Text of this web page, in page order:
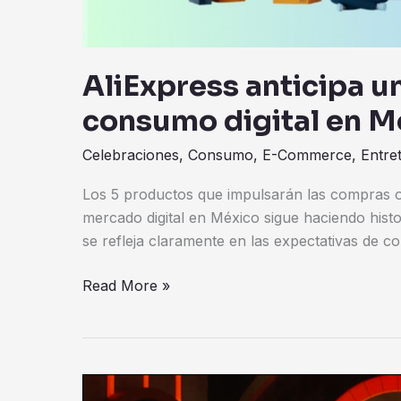
AliExpress anticipa
consumo digital en
Celebraciones, Consumo, E-Commerce,
Los 5 productos que impulsarán las compras
mercado digital en México sigue haciendo
se refleja claramente en las expectativas de
Read More »